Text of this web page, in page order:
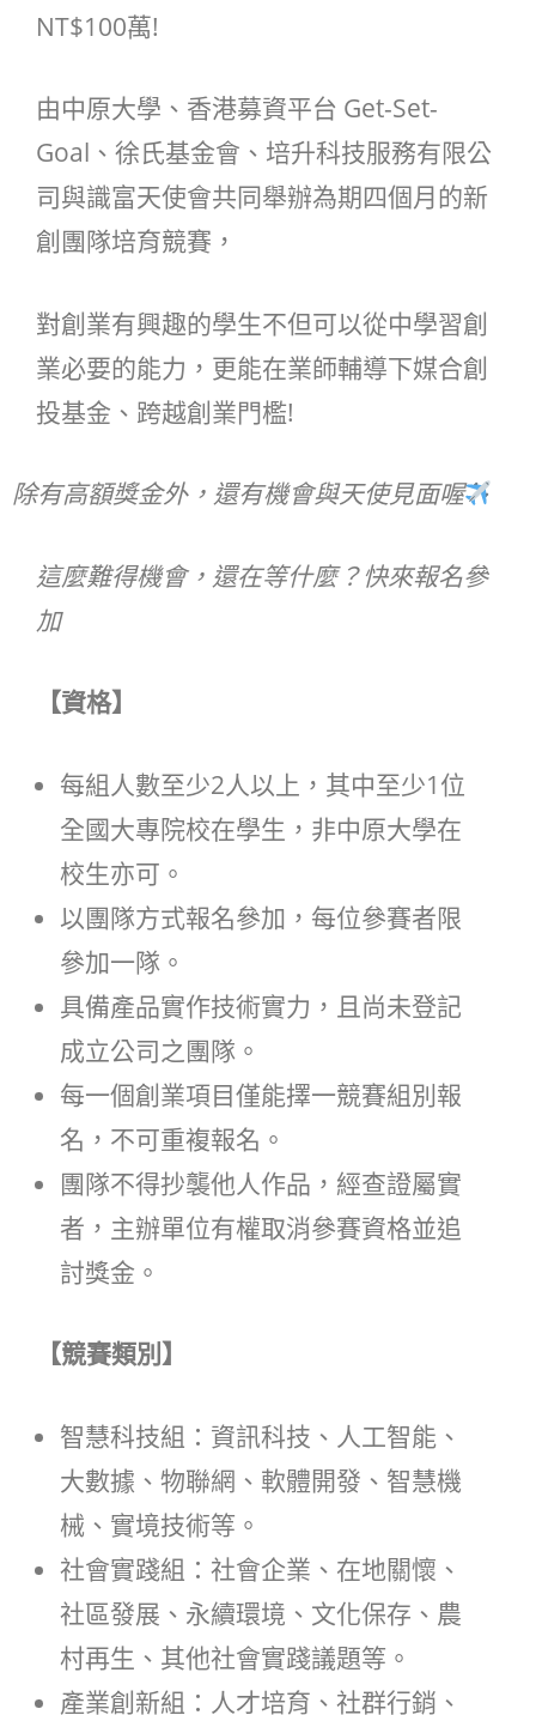
NT$100萬!
由中原大學、香港募資平台 Get-Set-
Goal、徐氏基金會、培升科技服務有限公
司與識富天使會共同舉辦為期四個月的新
創團隊培育競賽，
對創業有興趣的學生不但可以從中學習創
業必要的能力，更能在業師輔導下媒合創
投基金、跨越創業門檻!
除有高額獎金外，還有機會與天使見面喔
這麼難得機會，還在等什麼？快來報名參
加
【資格】
每組人數至少2人以上，其中至少1位
全國大專院校在學生，非中原大學在
校生亦可。
以團隊方式報名參加，每位參賽者限
參加一隊。
具備產品實作技術實力，且尚未登記
成立公司之團隊。
每一個創業項目僅能擇一競賽組別報
名，不可重複報名。
團隊不得抄襲他人作品，經查證屬實
者，主辦單位有權取消參賽資格並追
討獎金。
【競賽類別】
智慧科技組：資訊科技、人工智能、
大數據、物聯網、軟體開發、智慧機
械、實境技術等。
社會實踐組：社會企業、在地關懷、
社區發展、永續環境、文化保存、農
村再生、其他社會實踐議題等。
產業創新組：人才培育、社群行銷、